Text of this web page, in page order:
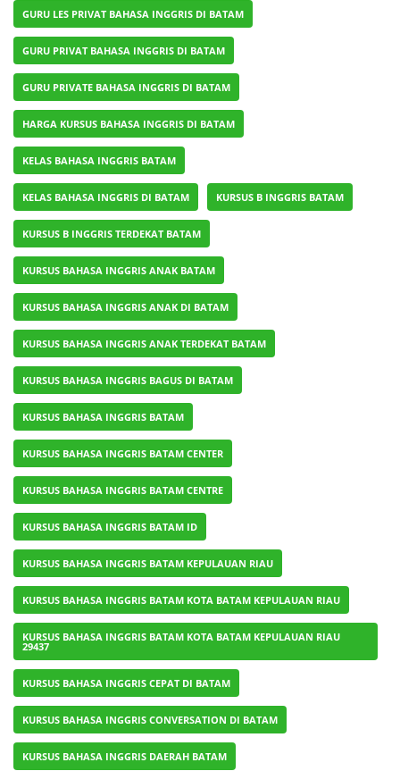
GURU LES PRIVAT BAHASA INGGRIS DI BATAM
GURU PRIVAT BAHASA INGGRIS DI BATAM
GURU PRIVATE BAHASA INGGRIS DI BATAM
HARGA KURSUS BAHASA INGGRIS DI BATAM
KELAS BAHASA INGGRIS BATAM
KELAS BAHASA INGGRIS DI BATAM KURSUS B INGGRIS BATAM
KURSUS B INGGRIS TERDEKAT BATAM
KURSUS BAHASA INGGRIS ANAK BATAM
KURSUS BAHASA INGGRIS ANAK DI BATAM
KURSUS BAHASA INGGRIS ANAK TERDEKAT BATAM
KURSUS BAHASA INGGRIS BAGUS DI BATAM
KURSUS BAHASA INGGRIS BATAM
KURSUS BAHASA INGGRIS BATAM CENTER
KURSUS BAHASA INGGRIS BATAM CENTRE
KURSUS BAHASA INGGRIS BATAM ID
KURSUS BAHASA INGGRIS BATAM KEPULAUAN RIAU
KURSUS BAHASA INGGRIS BATAM KOTA BATAM KEPULAUAN RIAU
KURSUS BAHASA INGGRIS BATAM KOTA BATAM KEPULAUAN RIAU
29437
KURSUS BAHASA INGGRIS CEPAT DI BATAM
KURSUS BAHASA INGGRIS CONVERSATION DI BATAM
KURSUS BAHASA INGGRIS DAERAH BATAM